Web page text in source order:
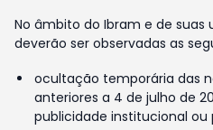
No âmbito do Ibram e de suas
deverão ser observadas as
ocultação temporária das
anteriores a 4 de julho de
publicidade institucional